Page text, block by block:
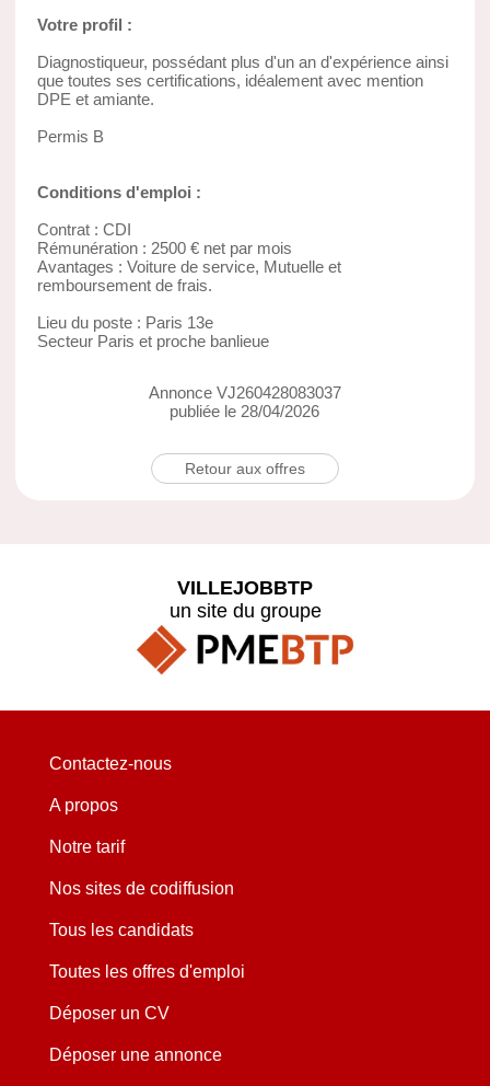
Votre profil :
Diagnostiqueur, possédant plus d'un an d'expérience ainsi
que toutes ses certifications, idéalement avec mention
DPE et amiante.
Permis B
Conditions d'emploi :
Contrat : CDI
Rémunération : 2500 € net par mois
Avantages : Voiture de service, Mutuelle et
remboursement de frais.
Lieu du poste : Paris 13e
Secteur Paris et proche banlieue
Annonce VJ260428083037
publiée le 28/04/2026
Retour aux offres
VILLEJOBBTP
un site du groupe
Contactez-nous
A propos
Notre tarif
Nos sites de codiffusion
Tous les candidats
Toutes les offres d'emploi
Déposer un CV
Déposer une annonce